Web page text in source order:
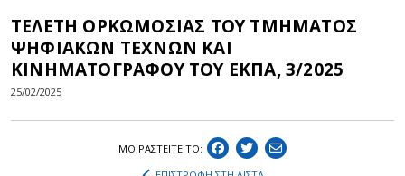
ΤΕΛΕΤΗ ΟΡΚΩΜΟΣΙΑΣ ΤΟΥ ΤΜΗΜΑΤΟΣ
ΨΗΦΙΑΚΩΝ ΤΕΧΝΩΝ ΚΑΙ
ΚΙΝΗΜΑΤΟΓΡΑΦΟΥ ΤΟΥ ΕΚΠΑ, 3/2025
25/02/2025
ΜΟΙΡΑΣΤEIΤΕ ΤΟ: